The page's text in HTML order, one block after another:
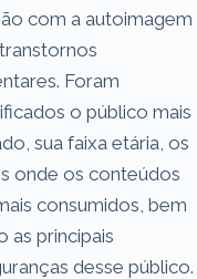
com a autoimagem
Foram
o público mais
sua faixa etária, os
onde os conteúdos
consumidos, bem
as principais
desse público.